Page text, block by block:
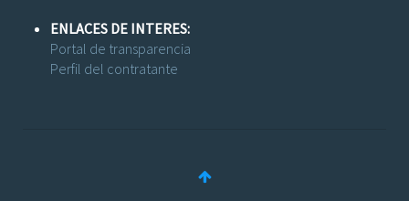
ENLACES DE INTERES:
Portal de transparencia
Perfil del contratante